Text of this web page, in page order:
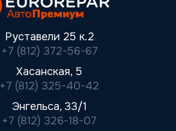
Руставели 25 к.2
+7 (812) 372-56-67
Хасанская, 5
+7 (812) 325-40-42
Энгельса, 33/1
+7 (812) 326-18-07